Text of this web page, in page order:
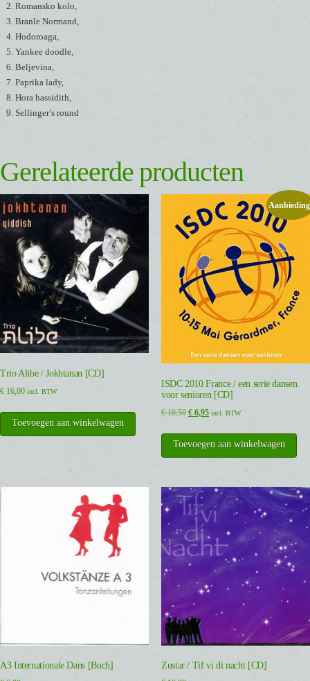
Romansko kolo,
Branle Normand,
Hodoroaga,
Yankee doodle,
Beljevina,
Paprika lady,
Hora hassidith,
Sellinger’s round
Gerelateerde producten
Trio Alibe / Jokhtanan [CD]
€ 16,00 incl. BTW
Toevoegen aan winkelwagen
ISDC 2010 France / een serie dansen
voor senioren [CD]
€18,50 Oorspronkelijke
€ 18,50.
€6,95Huidige
incl. BTW
Toevoegen aan winkelwagen
A3 Internationale Dans [Buch] Zustar / Tif vi di nacht [CD]